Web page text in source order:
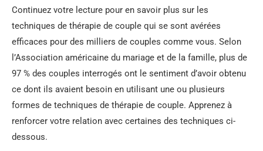
Continuez votre lecture pour en savoir plus sur les
techniques de thérapie de couple qui se sont avérées
efficaces pour des milliers de couples comme vous. Selon
l’Association américaine du mariage et de la famille, plus de
97 % des couples interrogés ont le sentiment d’avoir obtenu
ce dont ils avaient besoin en utilisant une ou plusieurs
formes de techniques de thérapie de couple. Apprenez à
renforcer votre relation avec certaines des techniques ci-
dessous.